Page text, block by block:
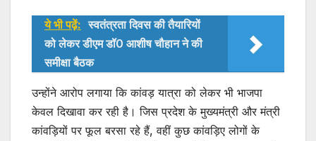
ये भी पढ़ें: स्वतंत्रता दिवस की तैयारियों
को लेकर डीएम डॉ0 आशीष चौहान ने की
समीक्षा बैठक
उन्होंने आरोप लगाया कि कांवड़ यात्रा को लेकर भी भाजपा
केवल दिखावा कर रही है। जिस प्रदेश के मुख्यमंत्री और मंत्री
कांवड़ियों पर फूल बरसा रहे हैं, वहीं कुछ कांवड़िए लोगों के